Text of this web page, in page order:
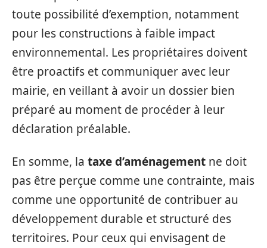
toute possibilité d’exemption, notamment
pour les constructions à faible impact
environnemental. Les propriétaires doivent
être proactifs et communiquer avec leur
mairie, en veillant à avoir un dossier bien
préparé au moment de procéder à leur
déclaration préalable.
En somme, la taxe d’aménagement ne doit
pas être perçue comme une contrainte, mais
comme une opportunité de contribuer au
développement durable et structuré des
territoires. Pour ceux qui envisagent de